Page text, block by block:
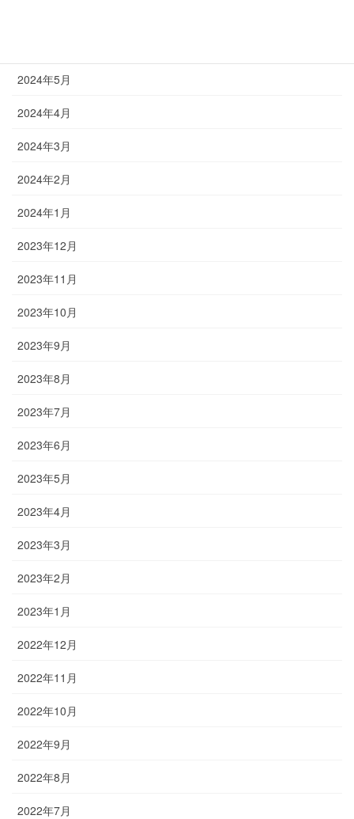
2024年5月
2024年4月
2024年3月
2024年2月
2024年1月
2023年12月
2023年11月
2023年10月
2023年9月
2023年8月
2023年7月
2023年6月
2023年5月
2023年4月
2023年3月
2023年2月
2023年1月
2022年12月
2022年11月
2022年10月
2022年9月
2022年8月
2022年7月